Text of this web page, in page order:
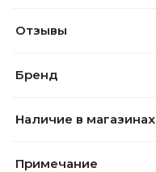
Отзывы
Бренд
Наличие в магазинах
Примечание